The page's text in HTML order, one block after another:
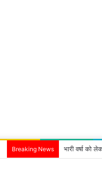
Breaking News भारी वर्षा को